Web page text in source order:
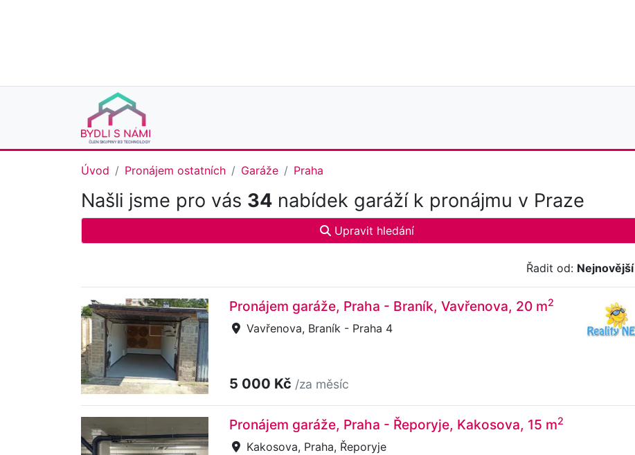
Úvod Pronájem ostatních Garáže Praha
Našli jsme pro vás 34 nabídek garáží k pronájmu v Praze
Upravit hledání
Řadit od: Nejnovější
Pronájem garáže, Praha - Braník, Vavřenova, 20 m2
Vavřenova, Braník - Praha 4
5 000 Kč /za měsíc
Pronájem garáže, Praha - Řeporyje, Kakosova, 15 m2
Kakosova, Praha, Řeporyje